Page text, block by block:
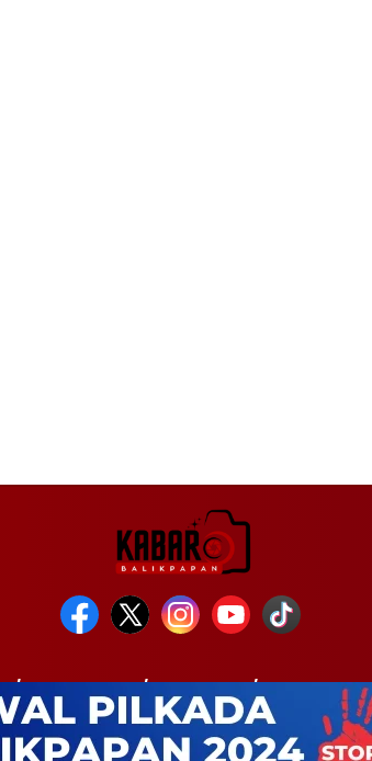
KESEHATAN KRIMINAL PENDIDIKAN
COPYRIGHT © 2026 KABARBALIKPAPAN.COM - ALL RIGHTS RESERVED